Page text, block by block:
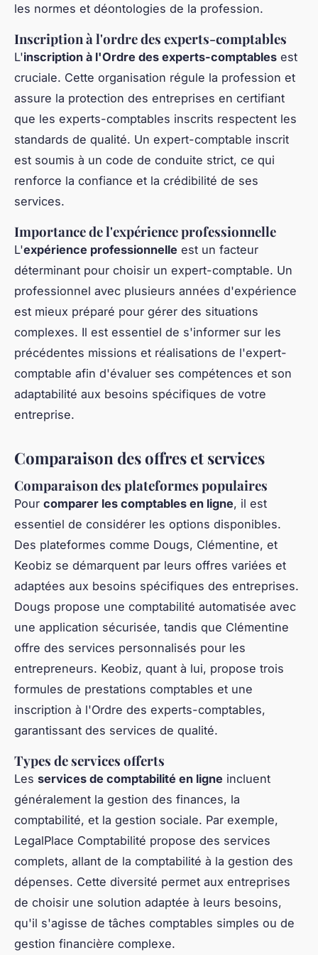
les normes et déontologies de la profession.
Inscription à l'ordre des experts-comptables
L'inscription à l'Ordre des experts-comptables est
cruciale. Cette organisation régule la profession et
assure la protection des entreprises en certifiant
que les experts-comptables inscrits respectent les
standards de qualité. Un expert-comptable inscrit
est soumis à un code de conduite strict, ce qui
renforce la confiance et la crédibilité de ses
services.
Importance de l'expérience professionnelle
L'expérience professionnelle est un facteur
déterminant pour choisir un expert-comptable. Un
professionnel avec plusieurs années d'expérience
est mieux préparé pour gérer des situations
complexes. Il est essentiel de s'informer sur les
précédentes missions et réalisations de l'expert-
comptable afin d'évaluer ses compétences et son
adaptabilité aux besoins spécifiques de votre
entreprise.
Comparaison des offres et services
Comparaison des plateformes populaires
Pour comparer les comptables en ligne, il est
essentiel de considérer les options disponibles.
Des plateformes comme Dougs, Clémentine, et
Keobiz se démarquent par leurs offres variées et
adaptées aux besoins spécifiques des entreprises.
Dougs propose une comptabilité automatisée avec
une application sécurisée, tandis que Clémentine
offre des services personnalisés pour les
entrepreneurs. Keobiz, quant à lui, propose trois
formules de prestations comptables et une
inscription à l'Ordre des experts-comptables,
garantissant des services de qualité.
Types de services offerts
Les services de comptabilité en ligne incluent
généralement la gestion des finances, la
comptabilité, et la gestion sociale. Par exemple,
LegalPlace Comptabilité propose des services
complets, allant de la comptabilité à la gestion des
dépenses. Cette diversité permet aux entreprises
de choisir une solution adaptée à leurs besoins,
qu'il s'agisse de tâches comptables simples ou de
gestion financière complexe.